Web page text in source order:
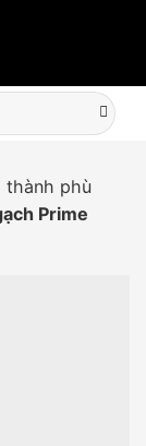
thành phù
Prime